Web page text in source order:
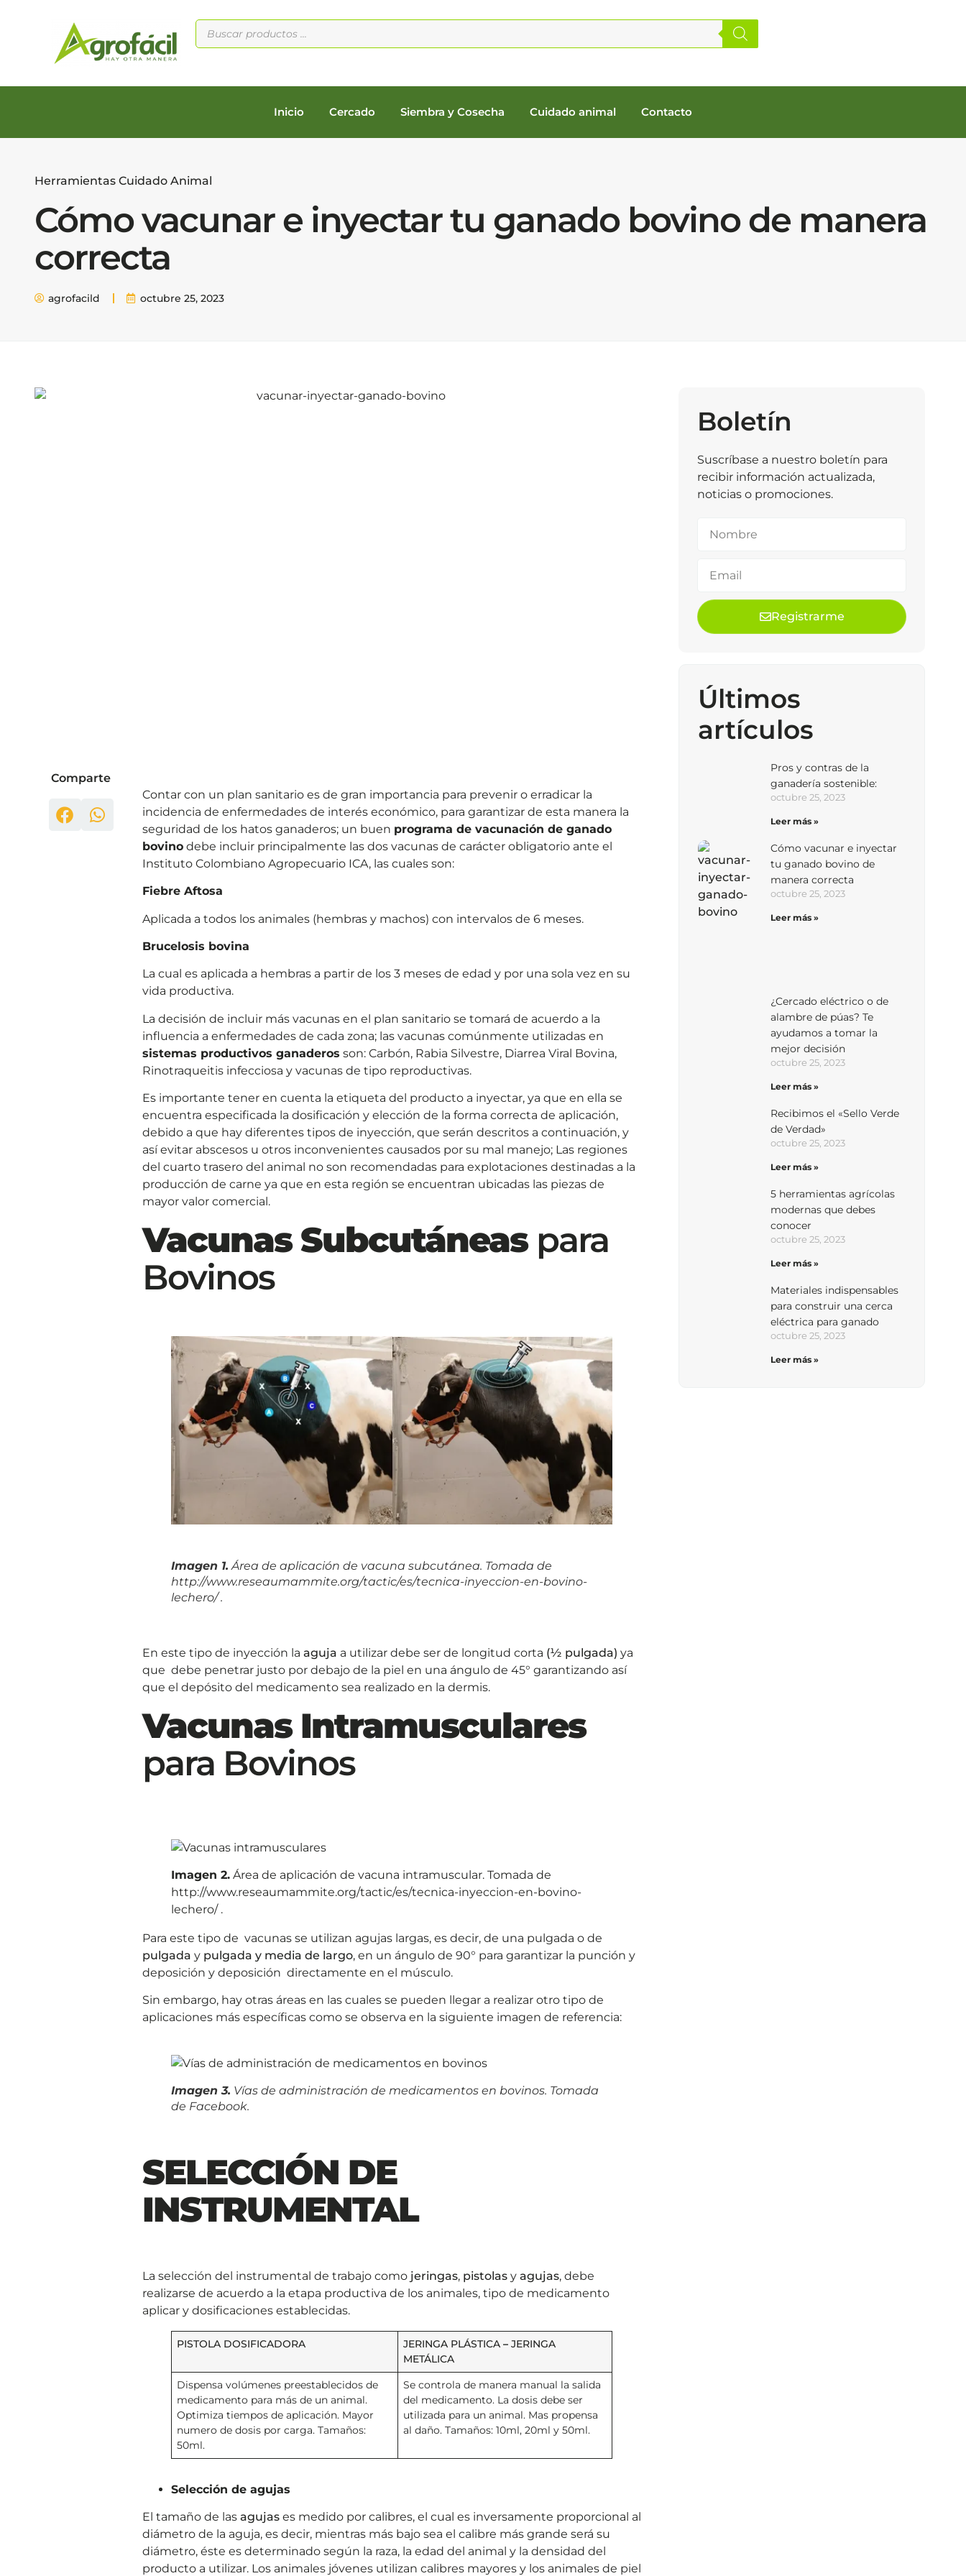
Inicio Cercado Siembra y Cosecha Cuidado animal Contacto
Herramientas Cuidado Animal
Cómo vacunar e inyectar tu ganado bovino de manera
correcta
agrofacild octubre 25, 2023
Comparte
Contar con un plan sanitario es de gran importancia para prevenir o erradicar la
incidencia de enfermedades de interés económico, para garantizar de esta manera la
seguridad de los hatos ganaderos; un buen programa de vacunación de ganado
bovinodebe incluir principalmente las dos vacunas de carácter obligatorio ante el
Instituto Colombiano Agropecuario ICA, las cuales son:
Fiebre Aftosa
Aplicada a todos los animales (hembras y machos) con intervalos de 6 meses.
Brucelosis bovina
La cual es aplicada a hembras a partir de los 3 meses de edad y por una sola vez en su
vida productiva.
La decisión de incluir más vacunas en el plan sanitario se tomará de acuerdo a la
influencia a enfermedades de cada zona; las vacunas comúnmente utilizadas en
sistemas productivos ganaderos son: Carbón, Rabia Silvestre, Diarrea Viral Bovina,
Rinotraqueitis infecciosa y vacunas de tipo reproductivas.
Es importante tener en cuenta la etiqueta del producto a inyectar, ya que en ella se
encuentra especificada la dosificación y elección de la forma correcta de aplicación,
debido a que hay diferentes tipos de inyección, que serán descritos a continuación, y
así evitar abscesos u otros inconvenientes causados por su mal manejo; Las regiones
del cuarto trasero del animal no son recomendadas para explotaciones destinadas a la
producción de carne ya que en esta región se encuentran ubicadas las piezas de
mayor valor comercial.
Vacunas Subcutáneas para
Bovinos
Imagen 1. Área de aplicación de vacuna subcutánea. Tomada de
http://www.reseaumammite.org/tactic/es/tecnica-inyeccion-en-bovino-
lechero/ .
En este tipo de inyección la aguja a utilizar debe ser de longitud corta (½ pulgada) ya
que debe penetrar justo por debajo de la piel en una ángulo de 45° garantizando así
que el depósito del medicamento sea realizado en la dermis.
Vacunas Intramusculares
para Bovinos
Imagen 2.Área de aplicación de vacuna intramuscular. Tomada de
http://www.reseaumammite.org/tactic/es/tecnica-inyeccion-en-bovino-
lechero/ .
Para este tipo de vacunas se utilizan agujas largas, es decir, de una pulgada o de
pulgada y pulgada y media de largo, en un ángulo de 90° para garantizar la punción y
deposición y deposición directamente en el músculo.
Sin embargo, hay otras áreas en las cuales se pueden llegar a realizar otro tipo de
aplicaciones más específicas como se observa en la siguiente imagen de referencia:
Imagen 3. Vías de administración de medicamentos en bovinos. Tomada
de Facebook.
SELECCIÓN DE
INSTRUMENTAL
La selección del instrumental de trabajo como jeringas, pistolasy agujas, debe
realizarse de acuerdo a la etapa productiva de los animales, tipo de medicamento
aplicar y dosificaciones establecidas.
PISTOLA DOSIFICADORA JERINGA PLÁSTICA– JERINGA
METÁLICA
Dispensa volúmenes preestablecidos de
medicamento para más de un animal.
Optimiza tiempos de aplicación. Mayor
numero de dosis por carga. Tamaños:
50ml.
Se controla de manera manual la salida
del medicamento. La dosis debe ser
utilizada para un animal. Mas propensa
al daño. Tamaños: 10ml, 20ml y 50ml.
Selección de agujas
El tamaño de las agujases medido por calibres, el cual es inversamente proporcional al
diámetro de la aguja, es decir, mientras más bajo sea el calibre más grande será su
diámetro, éste es determinado según la raza, la edad del animal y la densidad del
producto a utilizar. Los animales jóvenes utilizan calibres mayores y los animales de piel
Boletín
Suscríbase a nuestro boletín para
recibir información actualizada,
noticias o promociones.
Registrarme
Últimos
artículos
Pros y contras de la
ganadería sostenible:
octubre 25, 2023
Leer más »
Cómo vacunar e inyectar
tu ganado bovino de
manera correcta
octubre 25, 2023
Leer más »
¿Cercado eléctrico o de
alambre de púas? Te
ayudamos a tomar la
mejor decisión
octubre 25, 2023
Leer más »
Recibimos el «Sello Verde
de Verdad»
octubre 25, 2023
Leer más »
5 herramientas agrícolas
modernas que debes
conocer
octubre 25, 2023
Leer más »
Materiales indispensables
para construir una cerca
eléctrica para ganado
octubre 25, 2023
Leer más »